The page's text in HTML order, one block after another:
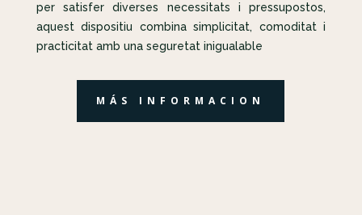
per satisfer diverses necessitats i pressupostos,
aquest dispositiu combina simplicitat, comoditat i
practicitat amb una seguretat inigualable
MÁS INFORMACION